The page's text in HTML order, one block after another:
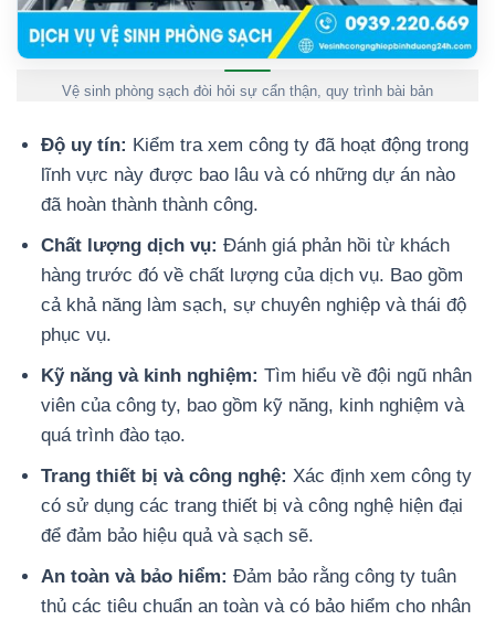
Vệ sinh phòng sạch đòi hỏi sự cẩn thận, quy trình bài bản
Độ uy tín: Kiểm tra xem công ty đã hoạt động trong
lĩnh vực này được bao lâu và có những dự án nào
đã hoàn thành thành công.
Chất lượng dịch vụ: Đánh giá phản hồi từ khách
hàng trước đó về chất lượng của dịch vụ. Bao gồm
cả khả năng làm sạch, sự chuyên nghiệp và thái độ
phục vụ.
Kỹ năng và kinh nghiệm: Tìm hiểu về đội ngũ nhân
viên của công ty, bao gồm kỹ năng, kinh nghiệm và
quá trình đào tạo.
Trang thiết bị và công nghệ: Xác định xem công ty
có sử dụng các trang thiết bị và công nghệ hiện đại
để đảm bảo hiệu quả và sạch sẽ.
An toàn và bảo hiểm: Đảm bảo rằng công ty tuân
thủ các tiêu chuẩn an toàn và có bảo hiểm cho nhân